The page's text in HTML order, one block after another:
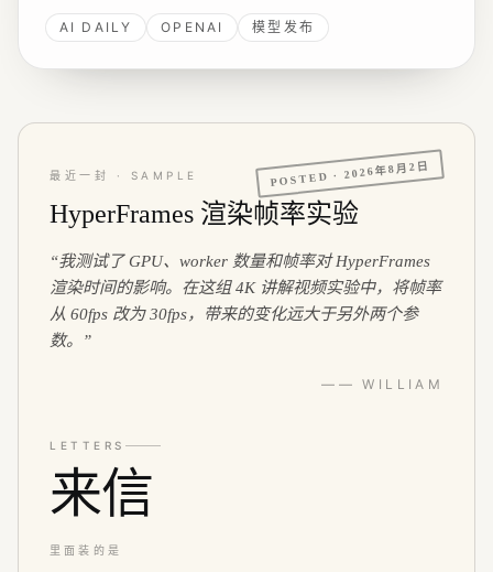
3.5 Flash，Stripe 分享金融合规场景的 Agent 实战，
OpenAI 内部 Codex 用量在七个月里暴增数十倍。
AI DAILY OPENAI 模型发布
POSTED ·2026年8月2日
最近一封 · SAMPLE
HyperFrames 渲染帧率实验
“我测试了 GPU、worker 数量和帧率对 HyperFrames
渲染时间的影响。在这组 4K 讲解视频实验中，将帧率
从 60fps 改为 30fps，带来的变化远大于另外两个参
数。
”
—— WILLIAM
LETTERS
来信
里面装的是